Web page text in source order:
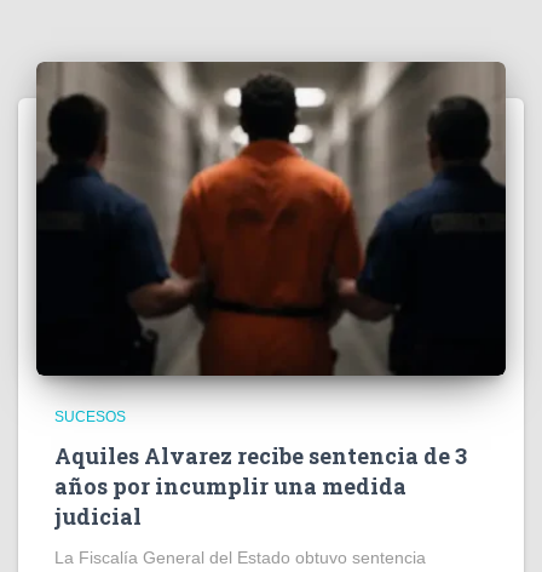
SUCESOS
Aquiles Alvarez recibe sentencia de 3
años por incumplir una medida
judicial
La Fiscalía General del Estado obtuvo sentencia